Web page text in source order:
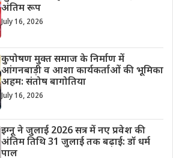
अंतिम रूप
July 16, 2026
कुपोषण मुक्त समाज के निर्माण में
आंगनबाड़ी व आशा कार्यकर्ताओं की भूमिका
अहम: संतोष बागोतिया
July 16, 2026
इग्नू ने जुलाई 2026 सत्र में नए प्रवेश की
अंतिम तिथि 31 जुलाई तक बढ़ाई: डॉ धर्म
पाल